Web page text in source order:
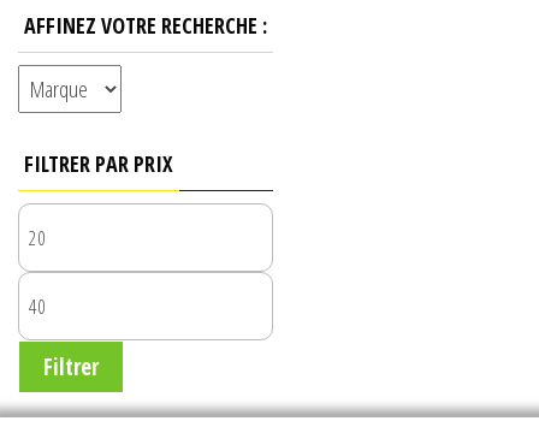
AFFINEZ VOTRE RECHERCHE :
FILTRER PAR PRIX
MIN
MAX
Filtrer